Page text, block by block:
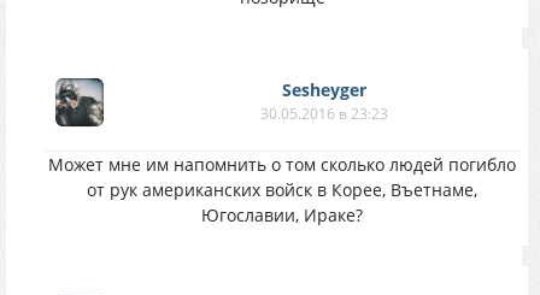
Sesheyger
30.05.2016 в 23:23
Может мне им напомнить о том сколько людей погибло
от рук американских войск в Корее, Въетнаме,
Югославии, Ираке?